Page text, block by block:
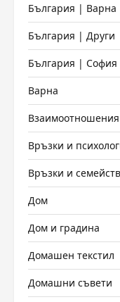
България | Варна
България | Други
България | София
Варна
Взаимоотношения
Връзки и
Връзки и
Дом
Дом и градина
Домашен текстил
Домашни съвети